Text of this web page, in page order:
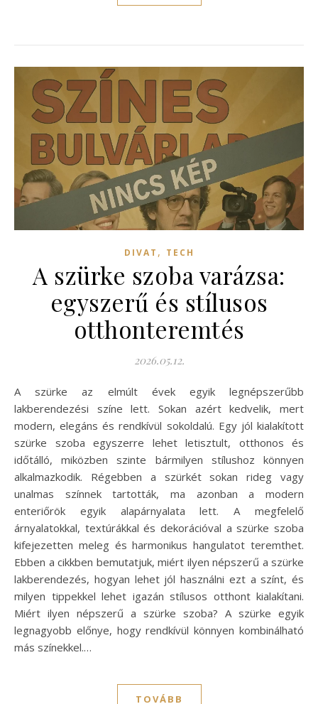
DIVAT , TECH
A szürke szoba varázsa:
egyszerű és stílusos
otthonteremtés
2026.05.12.
A szürke az elmúlt évek egyik legnépszerűbb
lakberendezési színe lett. Sokan azért kedvelik, mert
modern, elegáns és rendkívül sokoldalú. Egy jól kialakított
szürke szoba egyszerre lehet letisztult, otthonos és
időtálló, miközben szinte bármilyen stílushoz könnyen
alkalmazkodik. Régebben a szürkét sokan rideg vagy
unalmas színnek tartották, ma azonban a modern
enteriőrök egyik alapárnyalata lett. A megfelelő
árnyalatokkal, textúrákkal és dekorációval a szürke szoba
kifejezetten meleg és harmonikus hangulatot teremthet.
Ebben a cikkben bemutatjuk, miért ilyen népszerű a szürke
lakberendezés, hogyan lehet jól használni ezt a színt, és
milyen tippekkel lehet igazán stílusos otthont kialakítani.
Miért ilyen népszerű a szürke szoba? A szürke egyik
legnagyobb előnye, hogy rendkívül könnyen kombinálható
más színekkel.…
TOVÁBB